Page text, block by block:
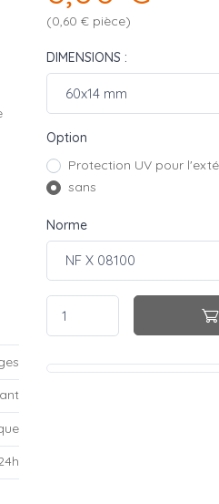
(0,60 € pièce)
DIMENSIONS :
Option
Protection UV pour
sans
Norme